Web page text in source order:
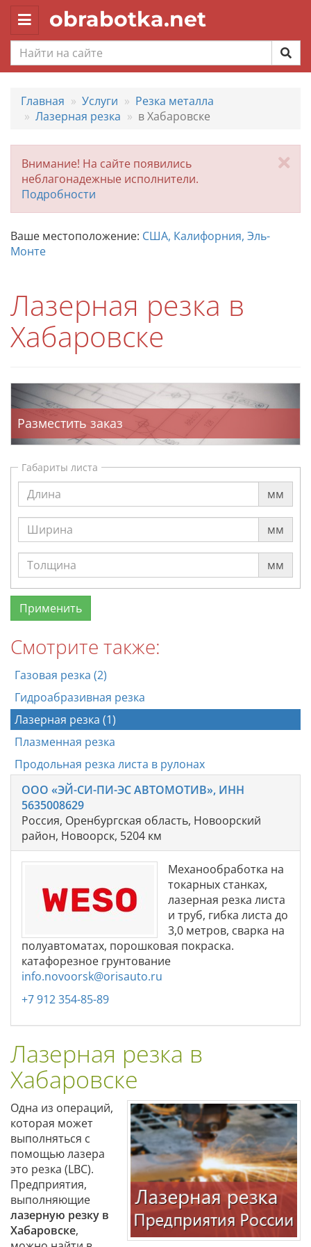
Toggle
navigation
obrabotka.net
Главная Услуги
Резка металла
Лазерная резка
в Хабаровске
Внимание! На сайте появились
неблагонадежные исполнители.
Подробности
Ваше местоположение: США, Калифорния, Эль-
Монте
Лазерная резка в
Хабаровске
Разместить заказ
Габариты листа
мм
мм
мм
Смотрите также:
Газовая резка (2)
Гидроабразивная резка
Лазерная резка (1)
Плазменная резка
Продольная резка листа в рулонах
ООО «ЭЙ-СИ-ПИ-ЭС АВТОМОТИВ», ИНН
5635008629
Россия, Оренбургская область, Новоорский
район, Новоорск, 5204 км
Механообработка на
токарных станках,
лазерная резка листа
и труб, гибка листа до
3,0 метров, сварка на
полуавтоматах, порошковая покраска.
катафорезное грунтование
info.novoorsk@orisauto.ru
+7 912 354-85-89
Лазерная резка в
Хабаровске
Одна из операций,
которая может
выполняться с
помощью лазера
это резка (LBC).
Предприятия,
выполняющие
лазерную резку в
Хабаровске,